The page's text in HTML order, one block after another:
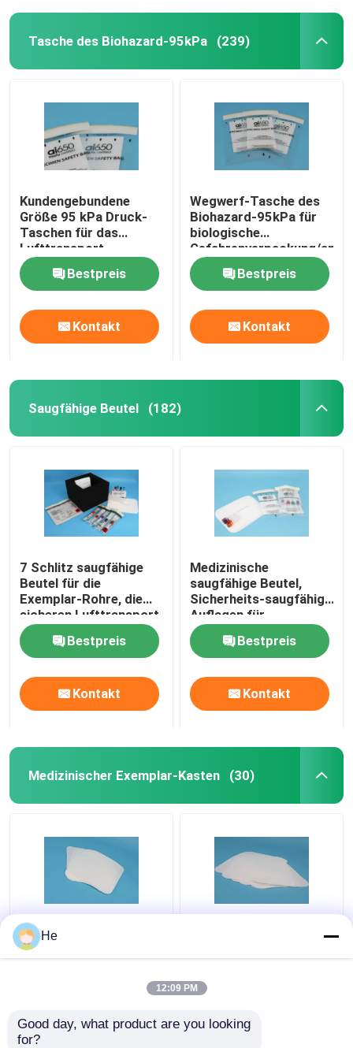
Tasche des Biohazard-95kPa (239)
Kundengebundene
Größe 95 kPa Druck-
Taschen für das
Lufttransport
Exemplarverpacken
Bestpreis
Kontakt
Wegwerf-Tasche des
Biohazard-95kPa für
biologische
Gefahrenverpackung/
Exemplar
Bestpreis
Kontakt
Saugfähige Beutel (182)
7 Schlitz saugfähige
Beutel für die
Exemplar-Rohre, die
sicheren Lufttransport
verpacken
Bestpreis
Kontakt
Medizinische
saugfähige Beutel,
Sicherheits-saugfähige
Auflagen für
Transport-Schutz
Bestpreis
Kontakt
Medizinischer Exemplar-Kasten (30)
AI650®-Schwamm-
medizinischer
das Laborpathologie-
spezielle Probe, die für
Lufttransport verpackt
He
12:09 PM
Good day, what product are you looking
for?